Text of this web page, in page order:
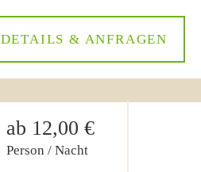
DETAILS & ANFRAGEN
ab 12,00 €
Person / Nacht